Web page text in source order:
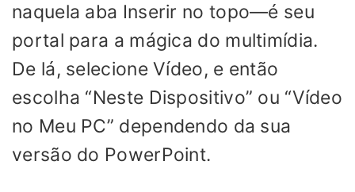
naquela aba Inserir no topo—é seu
portal para a mágica do multimídia.
De lá, selecione Vídeo, e então
escolha “Neste Dispositivo” ou “Vídeo
no Meu PC” dependendo da sua
versão do PowerPoint.